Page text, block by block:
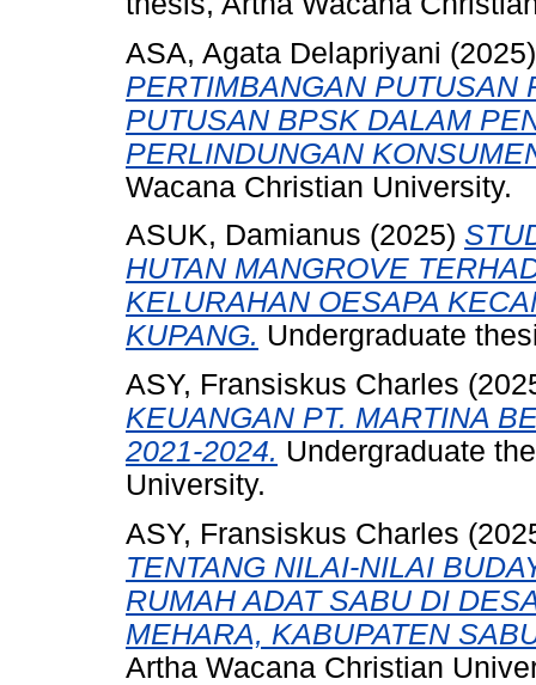
ASA, Agata Delapriyani
PERTIMBANGAN PUTUSAN
PUTUSAN BPSK DALAM
PERLINDUNGAN
Wacana Christian University.
ASUK, Damianus (2025)
HUTAN MANGROVE
KELURAHAN OESAPA
KUPANG. Undergraduate
ASY, Fransiskus Charles
KEUANGAN PT. MARTINA
2021-2024. Undergraduate
University.
ASY, Fransiskus Charles
TENTANG NILAI-NILAI
RUMAH ADAT SABU DI
MEHARA, KABUPATEN
Artha Wacana Christian